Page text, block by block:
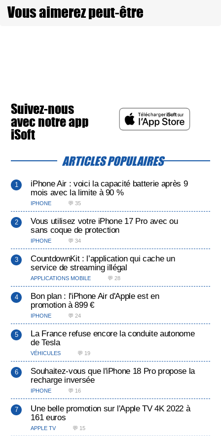
Vous aimerez peut-être
Suivez-nous
avec notre app
iSoft
ARTICLES POPULAIRES
iPhone Air : voici la capacité batterie après 9
mois avec la limite à 90 %
IPHONE 💬 35
Vous utilisez votre iPhone 17 Pro avec ou
sans coque de protection
IPHONE 💬 34
CountdownKit : l’application qui cache un
service de streaming illégal
APPLICATIONS MOBILE 💬 28
Bon plan : l'iPhone Air d'Apple est en
promotion à 899 €
IPHONE 💬 24
La France refuse encore la conduite autonome
de Tesla
VÉHICULES 💬 19
Souhaitez-vous que l'iPhone 18 Pro propose la
recharge inversée
IPHONE 💬 16
Une belle promotion sur l'Apple TV 4K 2022 à
161 euros
APPLE TV 💬 15